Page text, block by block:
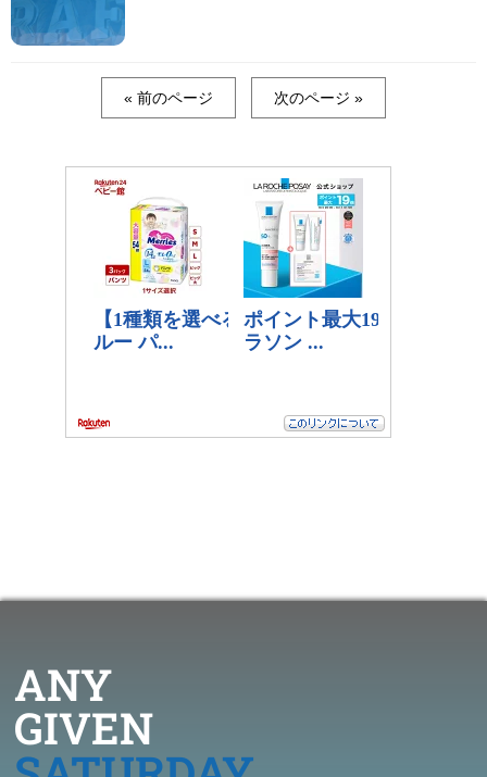
« 前のページ 次のページ »
ANY
GIVEN